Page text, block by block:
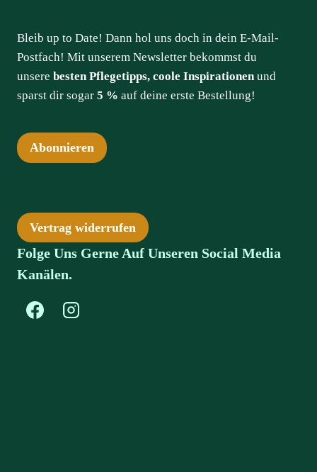
Bleib up to Date! Dann hol uns doch in dein E-Mail-
Postfach! Mit unserem Newsletter bekommst du
unsere besten Pflegetipps, coole Inspirationenund
sparst dir sogar 5 % auf deine erste Bestellung!
Abonnieren
Vertrag widerrufen
Folge Uns Gerne Auf Unseren Social Media
Kanälen.